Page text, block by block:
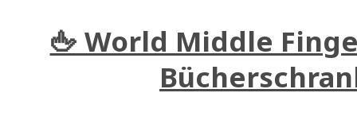
🖕 World Middle